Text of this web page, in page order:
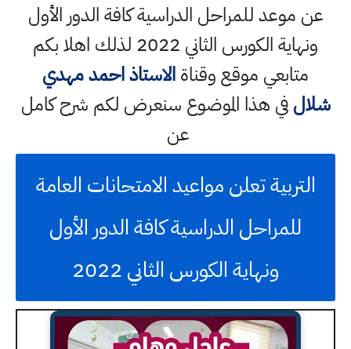
عن موعد للمراحل الدراسية كافة الدور الأول
ونهاية الكورس الثاني 2022 لذلك اهلا بكم
متابعي موقع وقناةالاستاذ احمد مهدي
شلالفي هذا الموضوع سنعرض لكم شرح كامل
عن
التربية تعلن مواعيد الامتحانات العامة
للمراحل الدراسية كافة الدور الأول
ونهاية الكورس الثاني 2022